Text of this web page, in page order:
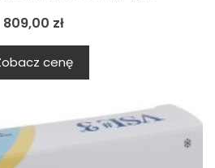
809,00 zł
cenę